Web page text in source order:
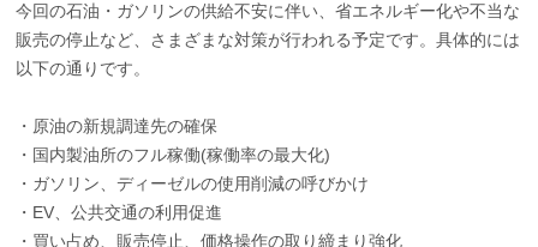
今回の石油・ガソリンの供給不安に伴い、省エネルギー化や不当な
販売の停止など、さまざまな対策が行われる予定です。具体的には
以下の通りです。
・原油の新規調達先の確保
・国内製油所のフル稼働(稼働率の最大化)
・ガソリン、ディーゼルの使用削減の呼びかけ
・EV、公共交通の利用促進
・買い占め、販売停止、価格操作の取り締まり強化